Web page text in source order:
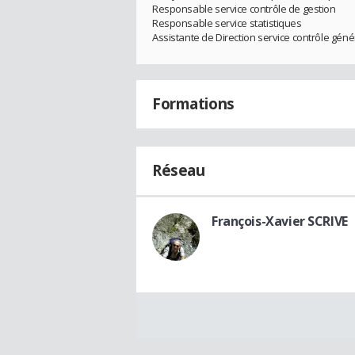
Responsable service contrôle de gestion
Responsable service statistiques
Assistante de Direction service contrôle
Formations
Réseau
François-Xavier SCRIVE